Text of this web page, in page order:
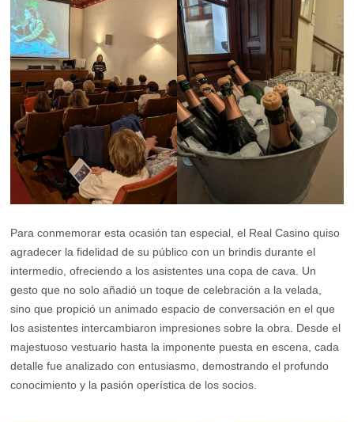
Para conmemorar esta ocasión tan especial, el Real Casino quiso
agradecer la fidelidad de su público con un brindis durante el
intermedio, ofreciendo a los asistentes una copa de cava. Un
gesto que no solo añadió un toque de celebración a la velada,
sino que propició un animado espacio de conversación en el que
los asistentes intercambiaron impresiones sobre la obra. Desde el
majestuoso vestuario hasta la imponente puesta en escena, cada
detalle fue analizado con entusiasmo, demostrando el profundo
conocimiento y la pasión operística de los socios.